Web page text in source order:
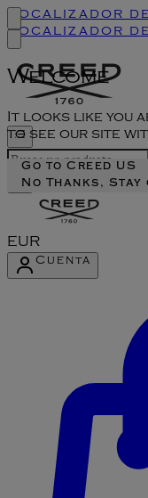
Welcome
It looks like you
to see our site
Go to Creed US
No Thanks,
Localizador
Localizador
EUR
Cuenta